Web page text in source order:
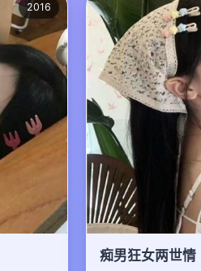
2016
痴男狂女两世情